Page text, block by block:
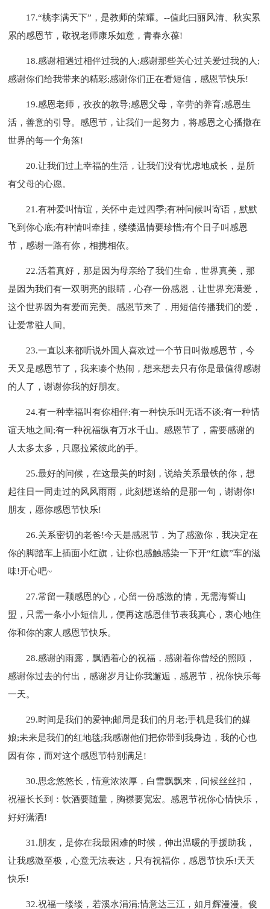
17.“桃李满天下”，是教师的荣耀。--值此曰丽风清、秋实累
累的感恩节，敬祝老师康乐如意，青春永葆!
18.感谢相遇过相伴过我的人;感谢那些关心过关爱过我的人;
感谢你们给我带来的精彩;感谢你们正在看短信，感恩节快乐!
19.感恩老师，孜孜的教导;感恩父母，辛劳的养育;感恩生
活，善意的引导。感恩节，让我们一起努力，将感恩之心播撒在
世界的每一个角落!
20.让我们过上幸福的生活，让我们没有忧虑地成长，是所
有父母的心愿。
21.有种爱叫情谊，关怀中走过四季;有种问候叫寄语，默默
飞到你心底;有种情叫牵挂，缕缕温情要珍惜;有个日子叫感恩
节，感谢一路有你，相携相依。
22.活着真好，那是因为母亲给了我们生命，世界真美，那
是因为我们有一双明亮的眼睛，心存一份感恩，让世界充满爱，
这个世界因为有爱而完美。感恩节来了，用短信传播我们的爱，
让爱常驻人间。
23.一直以来都听说外国人喜欢过一个节日叫做感恩节，今
天又是感恩节了，我来凑个热闹，想来想去只有你是最值得感谢
的人了，谢谢你我的好朋友。
24.有一种幸福叫有你相伴;有一种快乐叫无话不谈;有一种情
谊天地之间;有一种祝福纵有万水千山。感恩节了，需要感谢的
人太多太多，只愿拉紧彼此的手。
25.最好的问候，在这最美的时刻，说给关系最铁的你，想
起往日一同走过的风风雨雨，此刻想送给的是那一句，谢谢你!
朋友，愿你感恩节快乐!
26.关系密切的老爸!今天是感恩节，为了感激你，我决定在
你的脚踏车上插面小红旗，让你也感触感染一下开“红旗”车的滋
味!开心吧~
27.常留一颗感恩的心，心留一份感激的情，无需海誓山
盟，只需一条小小短信儿，便再这感恩佳节表我真心，衷心地住
你和你的家人感恩节快乐。
28.感谢的雨露，飘洒着心的祝福，感谢着你曾经的照顾，
感谢你过去的付出，感谢岁月让你我邂逅，感恩节，祝你快乐每
一天。
29.时间是我们的爱神;邮局是我们的月老;手机是我们的媒
娘;未来是我们的红地毯;我感谢他们把你带到我身边，我的心也
因有你，而对这个感恩节特别满足!
30.思念悠悠长，情意浓浓厚，白雪飘飘来，问候丝丝扣，
祝福长长到：饮酒要随量，胸襟要宽宏。感恩节祝你心情快乐，
好好潇洒!
31.朋友，是你在我最困难的时候，伸出温暖的手援助我，
让我感激至极，心意无法表达，只有祝福你，感恩节快乐!天天
快乐!
32.祝福一缕缕，若溪水涓涓;情意达三江，如月辉漫漫。俊